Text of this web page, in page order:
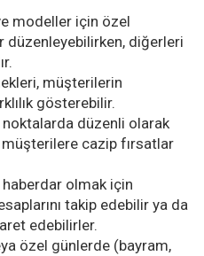
modeller için özel
düzenleyebilirken, diğerleri
müşterilerin
gösterebilir.
düzenli olarak
cazip fırsatlar
olmak için
takip edebilir ya da
edebilirler.
özel günlerde (bayram,